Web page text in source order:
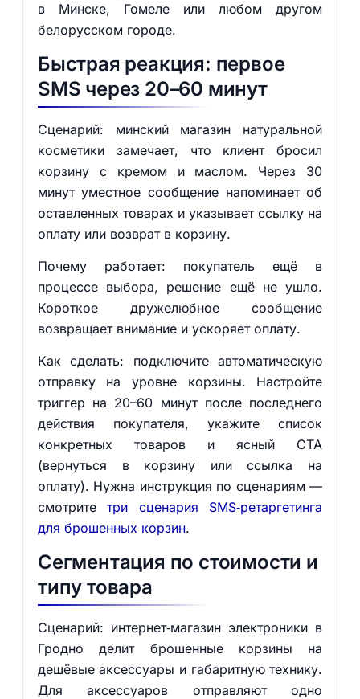
в Минске, Гомеле или любом другом
белорусском городе.
Быстрая реакция: первое
SMS через 20–60 минут
Сценарий: минский магазин натуральной
косметики замечает, что клиент бросил
корзину с кремом и маслом. Через 30
минут уместное сообщение напоминает об
оставленных товарах и указывает ссылку на
оплату или возврат в корзину.
Почему работает: покупатель ещё в
процессе выбора, решение ещё не ушло.
Короткое дружелюбное сообщение
возвращает внимание и ускоряет оплату.
Как сделать: подключите автоматическую
отправку на уровне корзины. Настройте
триггер на 20–60 минут после последнего
действия покупателя, укажите список
конкретных товаров и ясный CTA
(вернуться в корзину или ссылка на
оплату). Нужна инструкция по сценариям —
смотритетри сценария SMS‑ретаргетинга
для брошенных корзин.
Сегментация по стоимости и
типу товара
Сценарий: интернет‑магазин электроники в
Гродно делит брошенные корзины на
дешёвые аксессуары и габаритную технику.
Для аксессуаров отправляют одно